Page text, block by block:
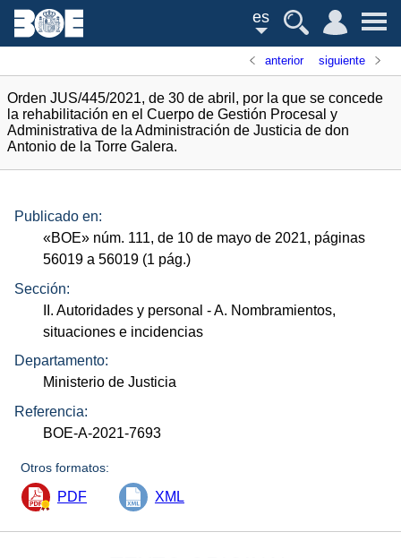
es
anterior siguiente
Orden JUS/445/2021, de 30 de abril, por la que se concede
la rehabilitación en el Cuerpo de Gestión Procesal y
Administrativa de la Administración de Justicia de don
Antonio de la Torre Galera.
Publicado en:
«BOE» núm. 111, de 10 de mayo de 2021, páginas
56019 a 56019 (1 pág.)
Sección:
II. Autoridades y personal - A. Nombramientos,
situaciones e incidencias
Departamento:
Ministerio de Justicia
Referencia:
BOE-A-2021-7693
Otros formatos:
PDF XML